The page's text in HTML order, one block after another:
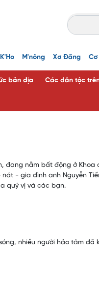
K'Ho M'nông Xơ Đăng Cơ
bản địa Các dân tộc
đang nằm bất động ở Khoa
- gia đình anh Nguyễn
quý vị và các bạn.
nhiều người hảo tâm đã